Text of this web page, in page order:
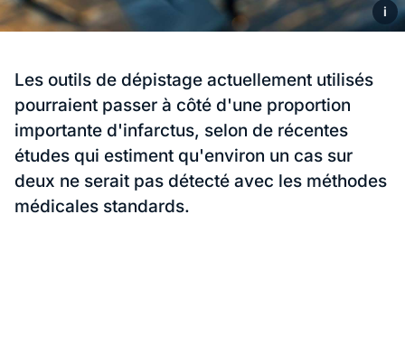
i
Les outils de dépistage actuellement utilisés
pourraient passer à côté d'une proportion
importante d'infarctus, selon de récentes
études qui estiment qu'environ un cas sur
deux ne serait pas détecté avec les méthodes
médicales standards.